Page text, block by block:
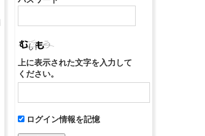
上に表示された文字を入力して
ください。
ログイン情報を記憶